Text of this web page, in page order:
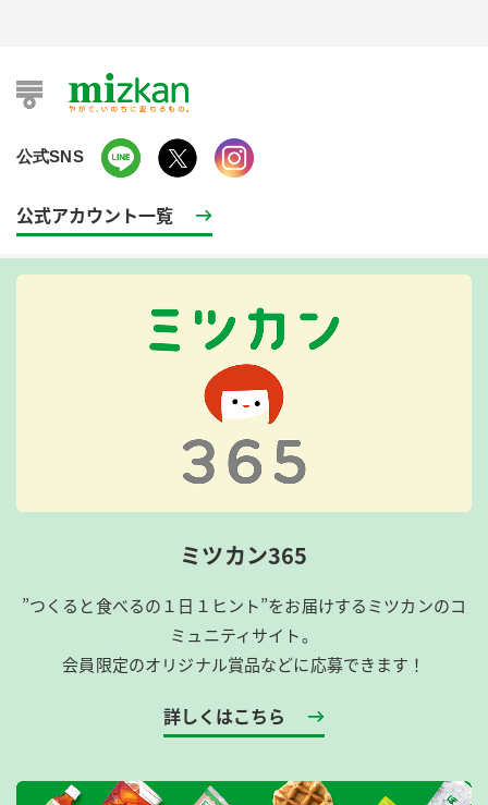
公式SNS
公式アカウント一覧
ミツカン365
”つくると食べるの１日１ヒント”をお届けするミツカンのコ
ミュニティサイト。
会員限定のオリジナル賞品などに応募できます！
詳しくはこちら